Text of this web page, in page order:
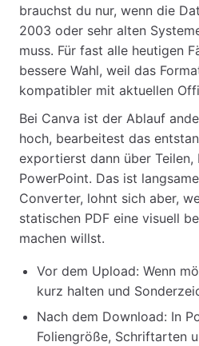
brauchst du nur, wenn die
2003 oder sehr alten
muss. Für fast alle heutigen
bessere Wahl, weil das
kompatibler mit aktuellen
Bei Canva ist der Ablauf
hoch, bearbeitest das
exportierst dann über
PowerPoint. Das ist
Converter, lohnt sich aber,
statischen PDF eine visuell
machen willst.
Vor dem Upload: Wenn
kurz halten und
Nach dem Download: In
Foliengröße, Schriftarten